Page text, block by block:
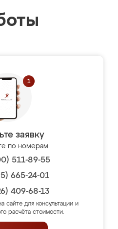
заявку
по номерам
511-89-55
665-24-01
409-68-13
сайте для консультации и
расчёта стоимости.